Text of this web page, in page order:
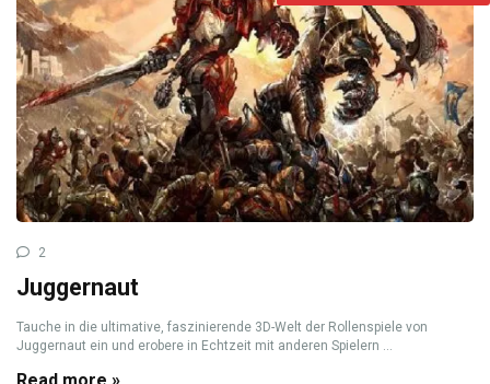
2
Juggernaut
Tauche in die ultimative, faszinierende 3D-Welt der Rollenspiele von
Juggernaut ein und erobere in Echtzeit mit anderen Spielern ...